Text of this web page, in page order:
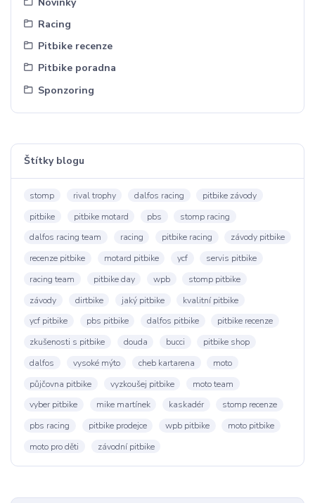
Racing
Pitbike recenze
Pitbike poradna
Sponzoring
Štítky blogu
stomp rival trophy dalfos racing
pitbike závody
pitbike
pitbike motard pbs
stomp racing
dalfos racing team
racing pitbike racing
závody pitbike
recenze pitbike
motard pitbike ycf
servis pitbike
racing team
pitbike day wpb
stomp pitbike
závody
dirtbike jaký pitbike
kvalitní pitbike
ycf pitbike
pbs pitbike dalfos pitbike
pitbike recenze
zkušenosti s pitbike
douda bucci
pitbike shop
dalfos
vysoké mýto cheb kartarena
moto
půjčovna pitbike
vyzkoušej pitbike
moto team
vyber pitbike
mike martínek kaskadér
stomp recenze
pbs racing
pitbike prodejce wpb pitbike
moto pitbike
moto pro děti
závodní pitbike